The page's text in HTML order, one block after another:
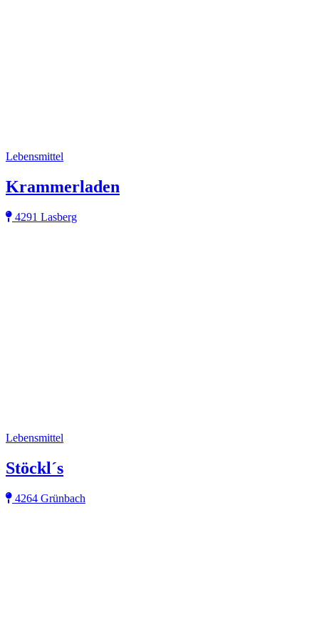
Lebensmittel
Krammerladen
4291 Lasberg
Lebensmittel
Stöckl´s
4264 Grünbach